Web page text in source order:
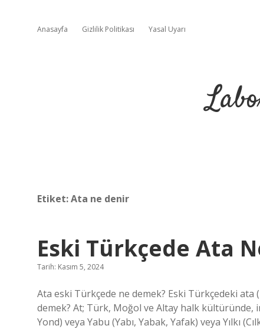
Anasayfa Gizlilik Politikası Yasal Uyarı
Etiket:Ata ne denir
Eski Türkçede Ata
Tarih: Kasım 5, 2024
Ata eski Türkçede ne demek? Eski Türkçedeki
demek? At; Türk, Moğol ve Altay halk kültüründe,
Yond) veya Yabu (Yabı, Yabak, Yafak) veya Yılkı